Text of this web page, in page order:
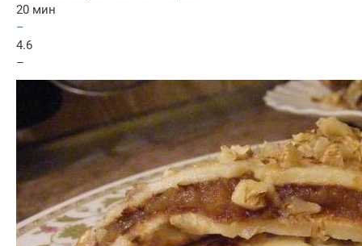
20 мин
–
4.6
–